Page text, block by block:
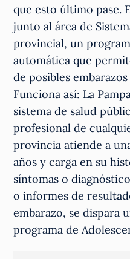
que esto último pase.
junto al área de
provincial, un
automática que
de posibles
Funciona así: La
sistema de salud
profesional de
provincia atiende a
años y carga en su
síntomas o
o informes de
embarazo, se dispara
programa de